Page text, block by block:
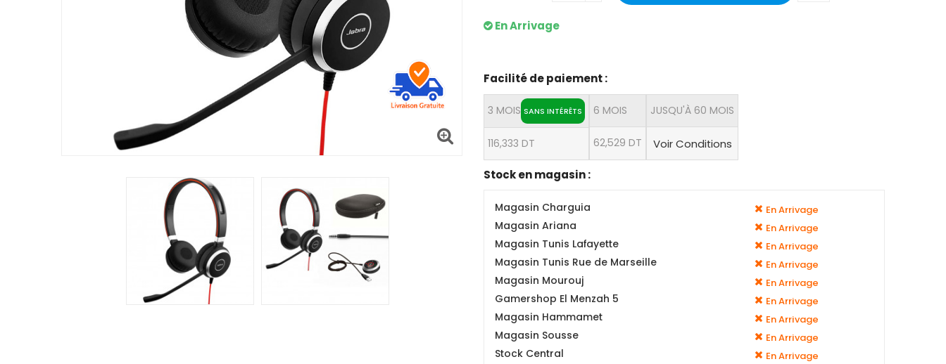
En Arrivage
Facilité de paiement :
3 MOIS SANS INTÉRÊTS
116,333 DT
6 MOIS
62,529 DT
JUSQU'À 60 MOIS
Voir Conditions
Stock en magasin :
Magasin Charguia En Arrivage
Magasin Ariana En Arrivage
Magasin Tunis Lafayette En Arrivage
Magasin Tunis Rue de Marseille En Arrivage
Magasin Mourouj En Arrivage
Gamershop El Menzah 5 En Arrivage
Magasin Hammamet En Arrivage
Magasin Sousse En Arrivage
Stock Central En Arrivage